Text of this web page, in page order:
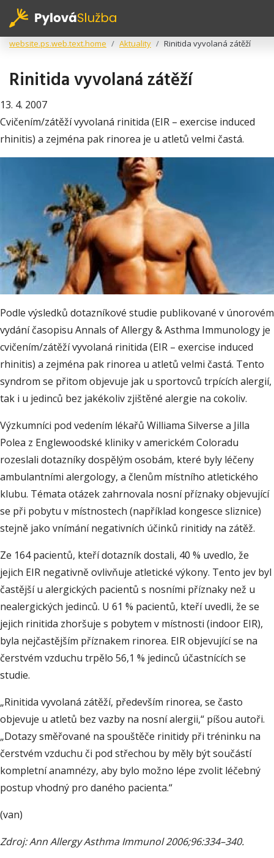
website.ps.web.text.home Aktuality Rinitida vyvolaná zátěží
Rinitida vyvolaná zátěží
13. 4. 2007
Cvičením/zátěží vyvolaná rinitida (EIR – exercise induced
rhinitis) a zejména pak rinorea je u atletů velmi častá.
Podle výsledků dotazníkové studie publikované v únorovém
vydání časopisu Annals of Allergy & Asthma Immunology je
cvičením/zátěží vyvolaná rinitida (EIR – exercise induced
rhinitis) a zejména pak rinorea u atletů velmi častá. Tento
syndrom se přitom objevuje jak u sportovců trpících alergií,
tak i u jedinců bez jakékoliv zjištěné alergie na cokoliv.
Výzkumníci pod vedením lékařů Williama Silverse a Jilla
Polea z Englewoodské kliniky v americkém Coloradu
rozeslali dotazníky dospělým osobám, které byly léčeny
ambulantními alergology, a členům místního atletického
klubu. Témata otázek zahrnovala nosní příznaky objevující
se při pobytu v místnostech (například kongesce sliznice)
stejně jako vnímání negativních účinků rinitidy na zátěž.
Ze 164 pacientů, kteří dotazník dostali, 40 % uvedlo, že
jejich EIR negativně ovlivňuje atletické výkony. Tento jev byl
častější u alergických pacientů s nosními příznaky než u
nealergických jedinců. U 61 % pacientů, kteří uvedli, že se
jejich rinitida zhoršuje s pobytem v místnosti (indoor EIR),
byla nejčastějším příznakem rinorea. EIR objevující se na
čerstvém vzduchu trpělo 56,1 % jedinců účastnících se
studie.
„Rinitida vyvolaná zátěží, především rinorea, se často
objevuje u atletů bez vazby na nosní alergii,“ píšou autoři.
„Dotazy směřované na spouštěče rinitidy při tréninku na
čerstvém vzduchu či pod střechou by měly být součástí
kompletní anamnézy, aby bylo možno lépe zvolit léčebný
postup vhodný pro daného pacienta.“
(van)
Zdroj: Ann Allergy Asthma Immunol 2006;96:334–340.